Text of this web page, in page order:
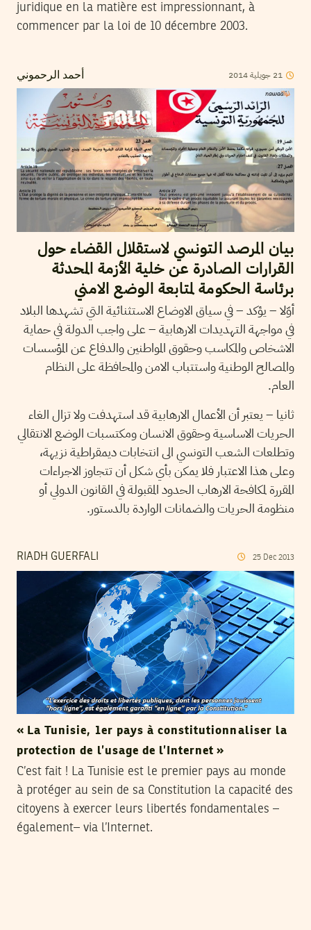
juridique en la matière est impressionnant, à
commencer par la loi de 10 décembre 2003.
أحمد الرحموني 21 جويلية2014
بيان المرصد التونسي لاستقلال القضاء حول
القرارات الصادرة عن خلية الأزمة المحدثة
برئاسة الحكومة لمتابعة الوضع الامني
أوّلا – يؤكد – في سياق الاوضاع الاستثنائية التي تشهدها البلاد
في مواجهة التهديدات الارهابية – على واجب الدولة في حماية
الاشخاص والمكاسب وحقوق المواطنين والدفاع عن المؤسسات
والمصالح الوطنية واستتباب الامن والمحافظة على النظام
العام.
ثانيا – يعتبر أن الأعمال الارهابية قد استهدفت ولا تزال الغاء
الحريات الاساسية وحقوق الانسان ومكتسبات الوضع الانتقالي
وتطلعات الشعب التونسي الى انتخابات ديمقراطية نزيهة،
وعلى هذا الاعتبار فلا يمكن بأي شكل أن تتجاوز الاجراءات
المقررة لمكافحة الارهاب الحدود المقبولة في القانون الدولي أو
منظومة الحريات والضمانات الواردة بالدستور.
RIADH GUERFALI 25 Dec 2013
« La Tunisie, 1er pays à constitutionnaliser la
protection de l’usage de l’Internet »
C’est fait ! La Tunisie est le premier pays au monde
à protéger au sein de sa Constitution la capacité des
citoyens à exercer leurs libertés fondamentales –
également– via l’Internet.